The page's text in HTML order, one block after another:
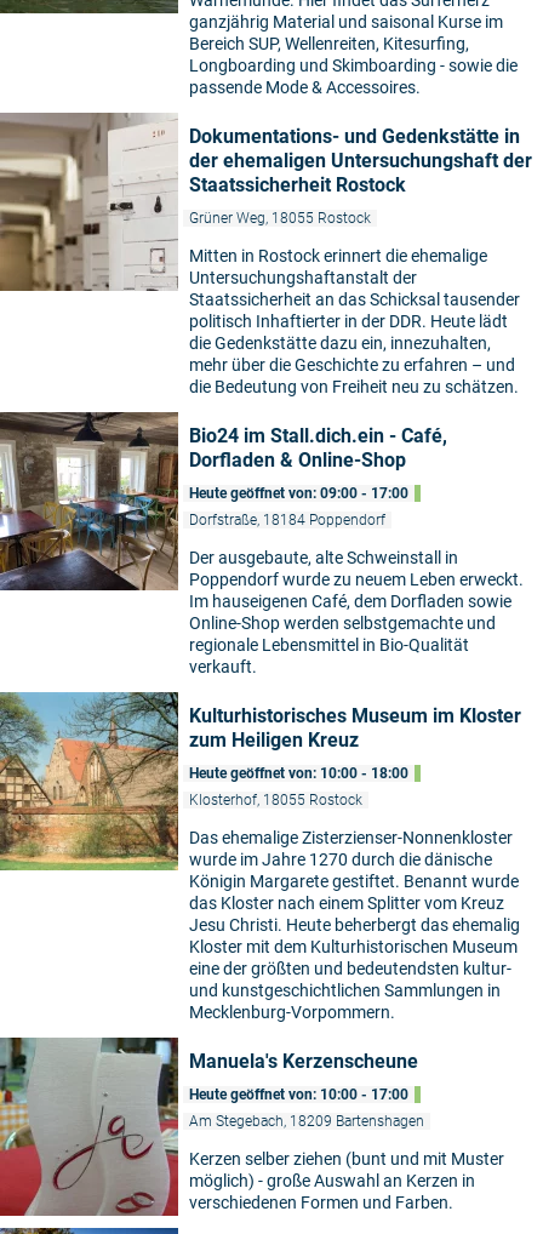
ganzjährig Material und saisonal Kurse im
Bereich SUP, Wellenreiten, Kitesurfing,
Longboarding und Skimboarding - sowie die
passende Mode & Accessoires.
Dokumentations- und Gedenkstätte in
der ehemaligen Untersuchungshaft der
Staatssicherheit Rostock
Grüner Weg, 18055 Rostock
Mitten in Rostock erinnert die ehemalige
Untersuchungshaftanstalt der
Staatssicherheit an das Schicksal tausender
politisch Inhaftierter in der DDR. Heute lädt
die Gedenkstätte dazu ein, innezuhalten,
mehr über die Geschichte zu erfahren – und
die Bedeutung von Freiheit neu zu schätzen.
Bio24 im Stall.dich.ein - Café,
Dorfladen & Online-Shop
Heute geöffnet von: 09:00 - 17:00
Dorfstraße, 18184 Poppendorf
Der ausgebaute, alte Schweinstall in
Poppendorf wurde zu neuem Leben erweckt.
Im hauseigenen Café, dem Dorfladen sowie
Online-Shop werden selbstgemachte und
regionale Lebensmittel in Bio-Qualität
verkauft.
Kulturhistorisches Museum im Kloster
zum Heiligen Kreuz
Heute geöffnet von: 10:00 - 18:00
Klosterhof, 18055 Rostock
Das ehemalige Zisterzienser-Nonnenkloster
wurde im Jahre 1270 durch die dänische
Königin Margarete gestiftet. Benannt wurde
das Kloster nach einem Splitter vom Kreuz
Jesu Christi. Heute beherbergt das ehemalig
Kloster mit dem Kulturhistorischen Museum
eine der größten und bedeutendsten kultur-
und kunstgeschichtlichen Sammlungen in
Mecklenburg-Vorpommern.
Manuela's Kerzenscheune
Heute geöffnet von: 10:00 - 17:00
Am Stegebach, 18209 Bartenshagen
Kerzen selber ziehen (bunt und mit Muster
möglich) - große Auswahl an Kerzen in
verschiedenen Formen und Farben.